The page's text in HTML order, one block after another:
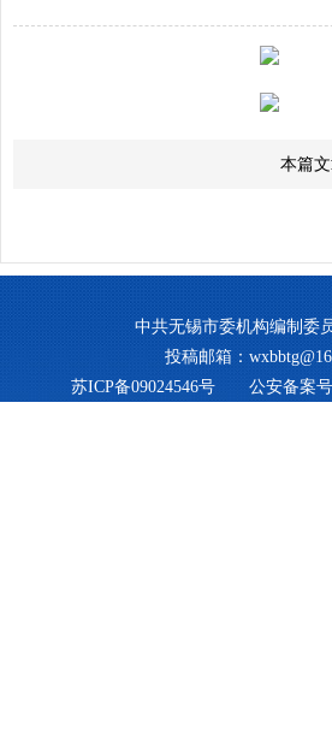
本篇
中共无锡市委机构编制委
投稿邮箱：
苏ICP备09024546号
公安备案